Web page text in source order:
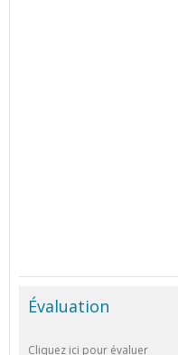
Évaluation
Cliquez ici pour évaluer